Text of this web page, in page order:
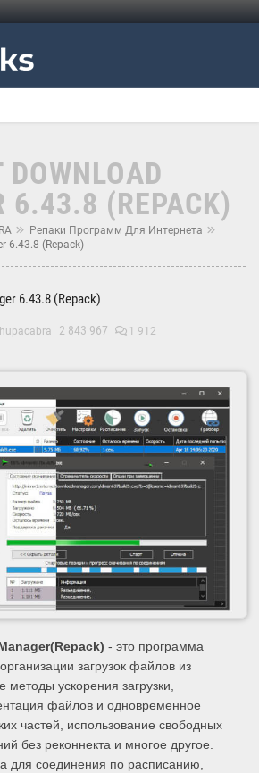
6.43.8 (REPACK)
Репаки Программ Для Интернета
6.43.8 (Repack)
6.43.8 (Repack)
2 843 967 1 912
(Repack) - это программа
загрузок файлов из
методы ускорения загрузки,
файлов и одновременное
частей, использование свободных
без реконнекта и многое другое.
для соединения по расписанию,